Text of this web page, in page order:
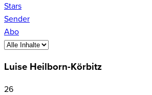
Stars
Sender
Abo
Luise Heilborn-Körbitz
26